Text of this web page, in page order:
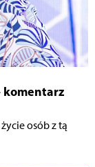
komentarz
osób z tą